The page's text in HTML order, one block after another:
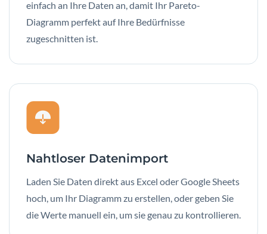
einfach an Ihre Daten an, damit Ihr Pareto-
Diagramm perfekt auf Ihre Bedürfnisse
zugeschnitten ist.
Nahtloser Datenimport
Laden Sie Daten direkt aus Excel oder Google Sheets
hoch, um Ihr Diagramm zu erstellen, oder geben Sie
die Werte manuell ein, um sie genau zu kontrollieren.